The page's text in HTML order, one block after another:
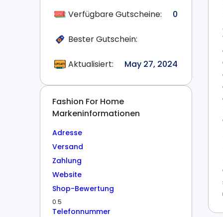
Verfügbare Gutscheine: 0
Bester Gutschein:
Aktualisiert: May 27, 2024
Fashion For Home
Markeninformationen
Adresse
Versand
Zahlung
Website
Shop-Bewertung
0.5
Telefonnummer